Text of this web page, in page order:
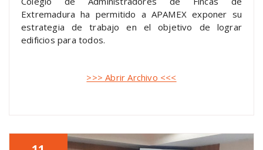
Extremadura ha permitido a APAMEX exponer su
estrategia de trabajo en el objetivo de lograr
edificios para todos.
>>> Abrir Archivo <<<